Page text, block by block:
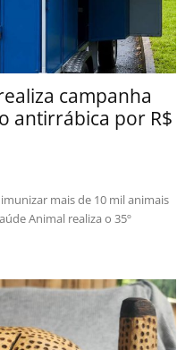
campanha
antirrábica por R$
Animal realiza o 35º